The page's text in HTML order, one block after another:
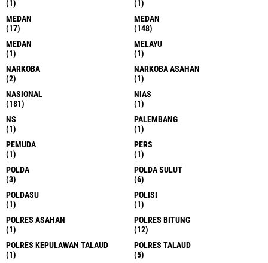
(1)
(1)
MEDAN
(17)
MEDAN
(148)
MEDAN
(1)
MELAYU
(1)
NARKOBA
(2)
NARKOBA ASAHAN
(1)
NASIONAL
(181)
NIAS
(1)
NS
(1)
PALEMBANG
(1)
PEMUDA
(1)
PERS
(1)
POLDA
(3)
POLDA SULUT
(6)
POLDASU
(1)
POLISI
(1)
POLRES ASAHAN
(1)
POLRES BITUNG
(12)
POLRES KEPULAWAN TALAUD
(1)
POLRES TALAUD
(5)